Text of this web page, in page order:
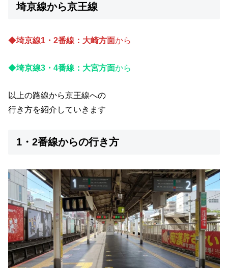
埼京線から京王線
◆埼京線1・2番線：大崎方面から
◆埼京線3・4番線：大宮方面から
以上の路線から京王線への
行き方を紹介していきます
1・2番線からの行き方